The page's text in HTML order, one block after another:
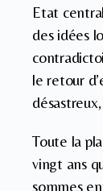
Etat
des idées
le retour
Toute la
vingt ans
sommes